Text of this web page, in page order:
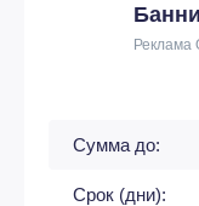
Сумма до:
Срок (дни):